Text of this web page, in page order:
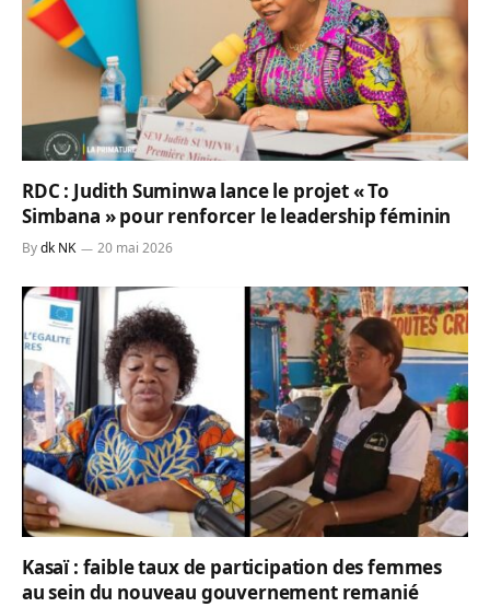
RDC : Judith Suminwa lance le projet « To
Simbana » pour renforcer le leadership féminin
Bydk NK 20 mai 2026
Kasaï : faible taux de participation des femmes
au sein du nouveau gouvernement remanié